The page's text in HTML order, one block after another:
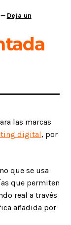
— Deja un
las marcas
digital, por
que se usa
que permiten
real a través
añadida por